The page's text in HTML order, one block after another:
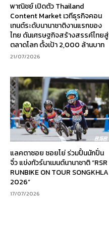
พาณิชย์ เปิดตัว Thailand
Content Market เวทีธุรกิจคอน
เทนต์ระดับนานาชาติงานแรกของ
ไทย ดันเศรษฐกิจสร้างสรรค์ไทยสู่
ตลาดโลก ตั้งเป้า 2,000 ล้านบาท
21/07/2026
แลคตาซอย ซอยโย่ ร่วมปั้นนักปั่น
จิ๋ว แข่งทัวร์นาเมนต์นานาชาติ “RSR
RUNBIKE ON TOUR SONGKHLA
2026”
17/07/2026